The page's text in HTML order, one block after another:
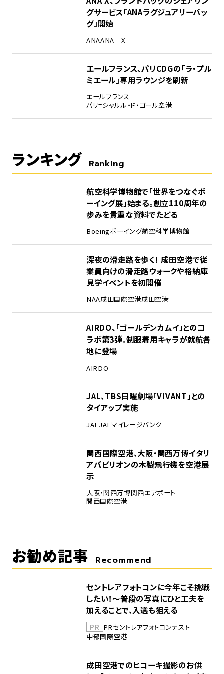
グサービス「ANAラグジュアリーバッ
グ」開始
ANAANA X
エールフランス、パリCDGの「ラ・プル
ミエール」専用ラウンジを刷新
エールフランス
パリ=シャルル・ド・ゴール空港
ランキング Ranking
航空科学博物館で「世界をつなぐボ
ーイング展」始まる。創立110周年の
歩みを貴重な資料でたどる
Boeingボーイング航空科学博物館
深夜の滑走路を歩く！ 成田空港で従
業員向けの滑走路ウォークや格納庫
見学イベントを初開催
NAA成田国際空港成田空港
AIRDO、「ゴールデンカムイ」とのコ
ラボ第3弾。制服着用キャラが就航各
地に登場
AIRDO
JAL、TBS日曜劇場「VIVANT」との
タイアップ実施
JAL JALマイレージバンク
関西国際空港、大阪・関西万博イタリ
アパビリオンの木製飛行機を空港展
示
大阪・関西万博関西エアポート
関西国際空港
お勧め記事 Recommend
セントレアフォトコンに今年こそ挑戦
したい！～普段の写真にひと工夫を
加えることで、入選も狙える
PR PRセントレアフォトコンテスト
中部国際空港
成田空港でのヒコーキ撮影のお供